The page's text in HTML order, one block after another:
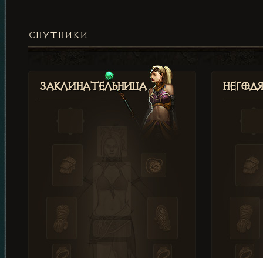
СПУТНИКИ
Заклинательница